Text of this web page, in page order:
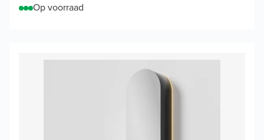
Op voorraad